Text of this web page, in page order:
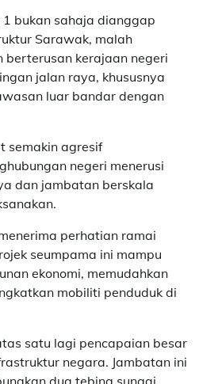
bukan sahaja dianggap
Sarawak, malah
berterusan kerajaan negeri
jalan raya, khususnya
luar bandar dengan
semakin agresif
negeri menerusi
dan jambatan berskala
perhatian ramai
seumpama ini mampu
ekonomi, memudahkan
mobiliti penduduk di
satu lagi pencapaian besar
negara. Jambatan ini
dua tebing sungai,